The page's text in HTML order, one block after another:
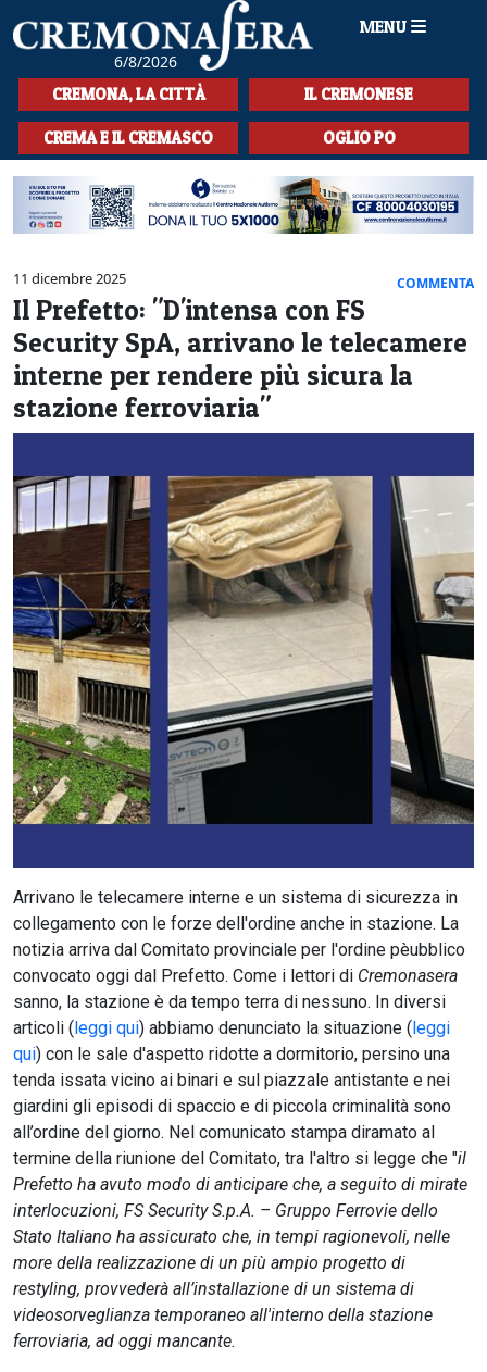
6/8/2026
MENU
HOME
CRONACA
SPORT
LA MUSICA
CULTURA
LA STORIA
SPETTACOLI
L'EDITORIALE
CERCA
CREMONA, LA CITTÀ IL CREMONESE
CREMA E IL CREMASCO OGLIO PO
11 dicembre 2025 COMMENTA
Il Prefetto: "D'intensa con FS
Security SpA, arrivano le telecamere
interne per rendere più sicura la
stazione ferroviaria"
Arrivano le telecamere interne e un sistema di sicurezza in
collegamento con le forze dell'ordine anche in stazione. La
notizia arriva dal Comitato provinciale per l'ordine pèubblico
convocato oggi dal Prefetto. Come i lettori di Cremonasera
sanno, la stazione è da tempo terra di nessuno. In diversi
articoli (leggi qui) abbiamo denunciato la situazione (leggi
qui) con le sale d'aspetto ridotte a dormitorio, persino una
tenda issata vicino ai binari e sul piazzale antistante e nei
giardini gli episodi di spaccio e di piccola criminalità sono
all’ordine del giorno. Nel comunicato stampa diramato al
termine della riunione del Comitato, tra l'altro si legge che "il
Prefetto ha avuto modo di anticipare che, a seguito di mirate
interlocuzioni, FS Security S.p.A. – Gruppo Ferrovie dello
Stato Italiano ha assicurato che, in tempi ragionevoli, nelle
more della realizzazione di un più ampio progetto di
restyling, provvederà all’installazione di un sistema di
videosorveglianza temporaneo all'interno della stazione
ferroviaria, ad oggi mancante.